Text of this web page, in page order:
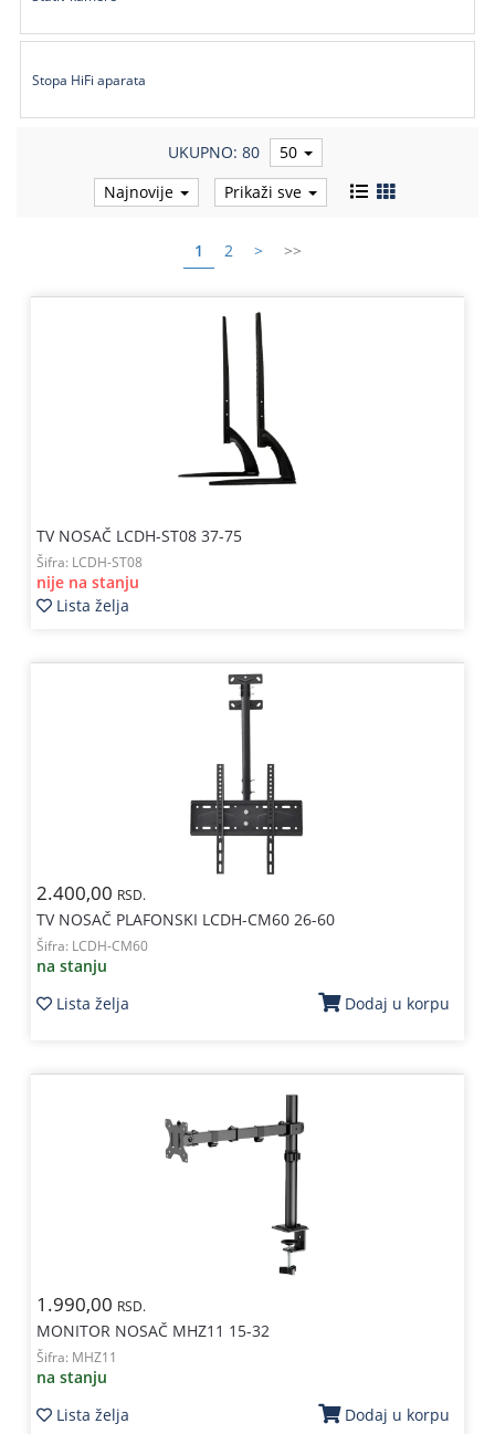
Stopa HiFi aparata
UKUPNO: 80
50
Najnovije
Prikaži sve
1 2 > >>
TV NOSAČ LCDH-ST08 37-75
Šifra: LCDH-ST08
nije na stanju
Lista želja
2.400,00 RSD.
TV NOSAČ PLAFONSKI LCDH-CM60 26-60
Šifra: LCDH-CM60
na stanju
Lista želja
Dodaj u korpu
1.990,00 RSD.
MONITOR NOSAČ MHZ11 15-32
Šifra: MHZ11
na stanju
Lista želja
Dodaj u korpu